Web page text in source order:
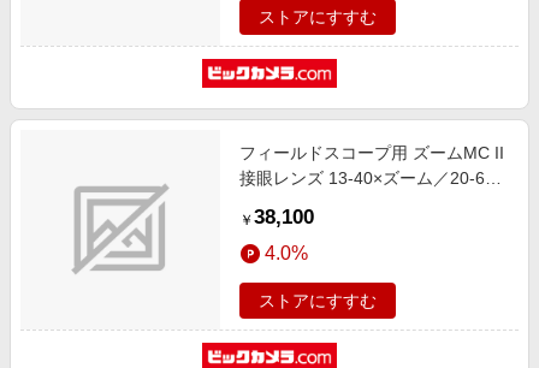
ストアにすすむ
フィールドスコープ用 ズームMC II
接眼レンズ 13-40×ズーム／20-60×
￥ 38,100
4.0%
ストアにすすむ